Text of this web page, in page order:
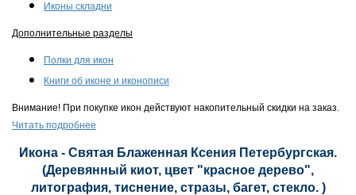
Иконы складни
Дополнительные разделы
Полки для икон
Книги об иконе и иконописи
Внимание! При покупке икон действуют накопительный скидки на заказ.
Читать подробнее
Икона - Святая Блаженная Ксения Петербургская.
(Деревянный киот, цвет "красное дерево",
литография, тиснение, стразы, багет, стекло. )